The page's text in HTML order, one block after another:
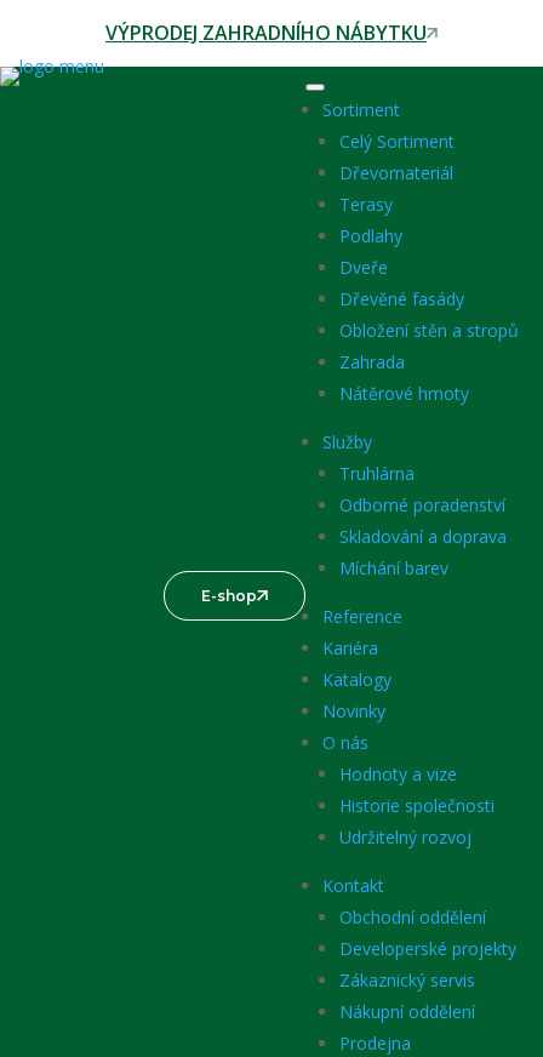
VÝPRODEJ ZAHRADNÍHO NÁBYTKU
E-shop
Sortiment
Celý Sortiment
Dřevomateriál
Terasy
Podlahy
Dveře
Dřevěné fasády
Obložení stěn a stropů
Zahrada
Nátěrové hmoty
Služby
Truhlárna
Odborné poradenství
Skladování a doprava
Míchání barev
Reference
Kariéra
Katalogy
Novinky
O nás
Hodnoty a vize
Historie společnosti
Udržitelný rozvoj
Kontakt
Obchodní oddělení
Developerské projekty
Zákaznický servis
Nákupní oddělení
Prodejna